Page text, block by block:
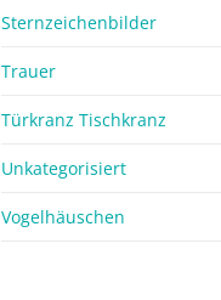
Sternzeichenbilder
Trauer
Türkranz Tischkranz
Unkategorisiert
Vogelhäuschen